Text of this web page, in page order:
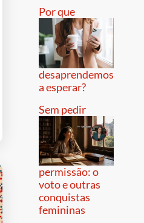
Por que
desaprendemos
a esperar?
Sem pedir
permissão: o
voto e outras
conquistas
femininas